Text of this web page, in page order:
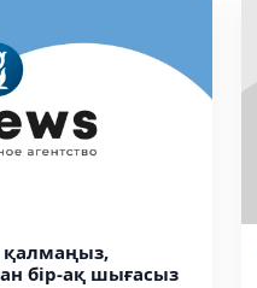
бір-ақ шығасыз